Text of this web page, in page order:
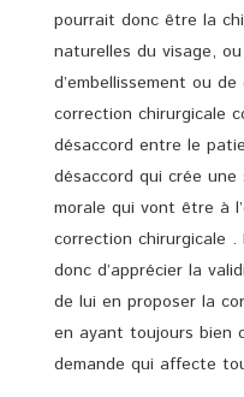
pourrait donc être la
naturelles du visage,
d’embellissement ou
correction chirurgicale
désaccord entre le
désaccord qui crée
morale qui vont être à
correction chirurgicale
donc d’apprécier la
de lui en proposer la
en ayant toujours bien
demande qui affecte